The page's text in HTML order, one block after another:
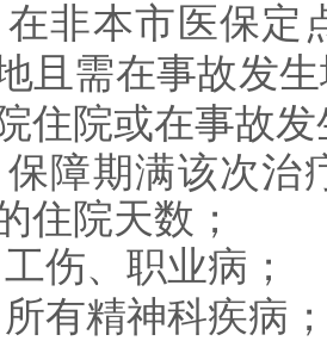
在非本市医保定
且需在事故发
住院或在事故
保障期满该次治
住院天数；
伤、职业病；
有精神科疾病